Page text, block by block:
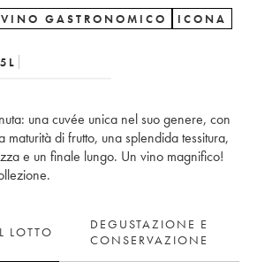
VINO GASTRONOMICO ICONA
L
una cuvée unica nel suo genere, con
maturità di frutto, una splendida tessitura,
e un finale lungo. Un vino magnifico!
LOTTO
DEGUSTAZIONE E
CONSERVAZIONE